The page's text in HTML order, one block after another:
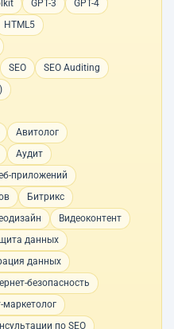
GPT-3
GPT-4
HTML5
SEO
SEO Auditing
Авитолог
Аудит
приложений
Битрикс
Видеоконтент
данных
данных
безопасность
маркетолог
по SEO